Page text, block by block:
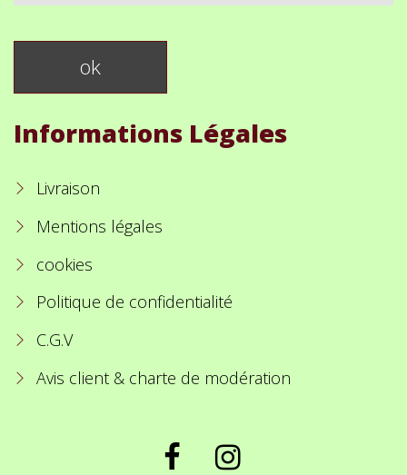
Informations Légales
Livraison
Mentions légales
cookies
Politique de confidentialité
C.G.V
Avis client & charte de modération